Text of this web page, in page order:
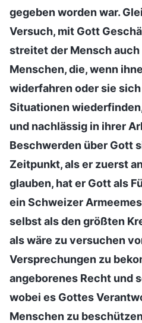
gegeben worden war.
Versuch, mit Gott
streitet der Mensch auch
Menschen, die, wenn
widerfahren oder sie
Situationen
und nachlässig in ihrer
Beschwerden über Gott
Zeitpunkt, als er zuerst
glauben, hat er Gott als
ein Schweizer
selbst als den größten
als wäre zu versuchen
Versprechungen zu
angeborenes Recht und
wobei es Gottes
Menschen zu